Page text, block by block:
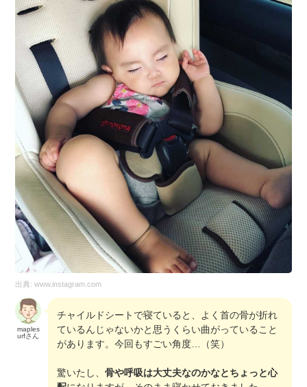
出典:www.instagram.com
maples
urfさん
チャイルドシートで寝ていると、よく首の骨が折れ
ているんじゃないかと思うくらい曲がっていること
があります。今回もすごい角度…（笑）
驚いたし、骨や呼吸は大丈夫なのかなとちょっと心